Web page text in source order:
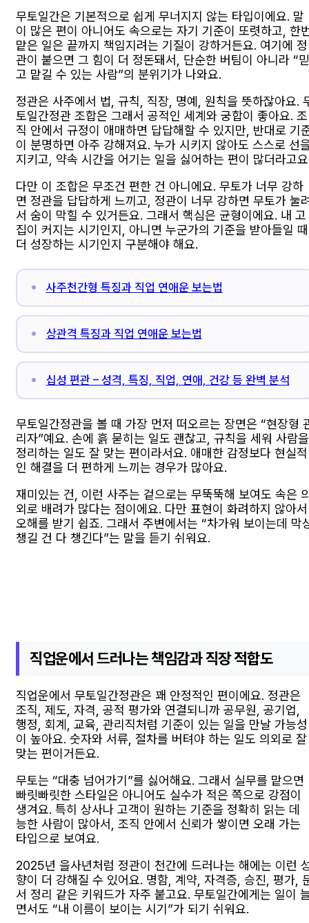
무토일간은 기본적으로 쉽게 무너지지 않는 타입이에요. 말
이 많은 편이 아니어도 속으로는 자기 기준이 또렷하고, 한
맡은 일은 끝까지 책임지려는 기질이 강하거든요. 여기에 정
관이 붙으면 그 힘이 더 정돈돼서, 단순한 버팀이 아니라 “믿
고 맡길 수 있는 사람”의 분위기가 나와요.
정관은 사주에서 법, 규칙, 직장, 명예, 원칙을 뜻하잖아요.
토일간정관 조합은 그래서 공적인 세계와 궁합이 좋아요. 조
직 안에서 규정이 애매하면 답답해할 수 있지만, 반대로 기
이 분명하면 아주 강해져요. 누가 시키지 않아도 스스로 선
지키고, 약속 시간을 어기는 일을 싫어하는 편이 많더라고
다만 이 조합은 무조건 편한 건 아니에요. 무토가 너무 강하
면 정관을 답답하게 느끼고, 정관이 너무 강하면 무토가 눌
서 숨이 막힐 수 있거든요. 그래서 핵심은 균형이에요. 내 고
집이 커지는 시기인지, 아니면 누군가의 기준을 받아들일 때
더 성장하는 시기인지 구분해야 해요.
사주천간형 특징과 직업 연애운 보는법
상관격 특징과 직업 연애운 보는법
십성 편관 – 성격, 특징, 직업, 연애, 건강 등 완벽 분석
무토일간정관을 볼 때 가장 먼저 떠오르는 장면은 “현장형
리자”예요. 손에 흙 묻히는 일도 괜찮고, 규칙을 세워 사람을
정리하는 일도 잘 맞는 편이라서요. 애매한 감정보다 현실적
인 해결을 더 편하게 느끼는 경우가 많아요.
재미있는 건, 이런 사주는 겉으로는 무뚝뚝해 보여도 속은
외로 배려가 많다는 점이에요. 다만 표현이 화려하지 않아서
오해를 받기 쉽죠. 그래서 주변에서는 “차가워 보이는데 막
챙길 건 다 챙긴다”는 말을 듣기 쉬워요.
직업운에서 드러나는 책임감과 직장 적합도
직업운에서 무토일간정관은 꽤 안정적인 편이에요. 정관은
조직, 제도, 자격, 공적 평가와 연결되니까 공무원, 공기업,
행정, 회계, 교육, 관리직처럼 기준이 있는 일을 만날 가능성
이 높아요. 숫자와 서류, 절차를 버텨야 하는 일도 의외로 잘
맞는 편이거든요.
무토는 “대충 넘어가기”를 싫어해요. 그래서 실무를 맡으면
빠릿빠릿한 스타일은 아니어도 실수가 적은 쪽으로 강점이
생겨요. 특히 상사나 고객이 원하는 기준을 정확히 읽는 데
능한 사람이 많아서, 조직 안에서 신뢰가 쌓이면 오래 가는
타입으로 보여요.
2025년 을사년처럼 정관이 천간에 드러나는 해에는 이런
향이 더 강해질 수 있어요. 명함, 계약, 자격증, 승진, 평가,
서 정리 같은 키워드가 자주 붙고요. 무토일간에게는 일이
면서도 “내 이름이 보이는 시기”가 되기 쉬워요.